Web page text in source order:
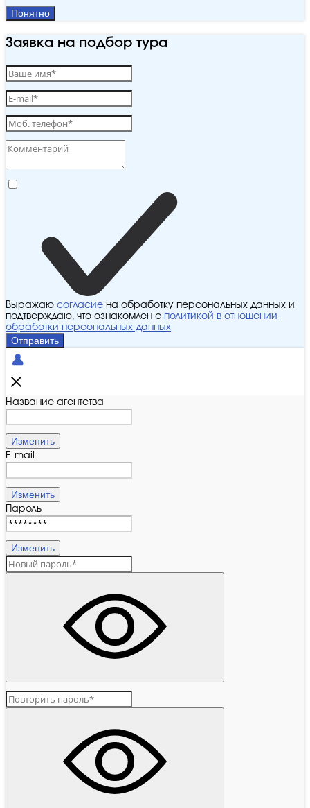
Понятно
Заявка на подбор тура
Выражаю согласие на обработку персональных данных и
подтверждаю, что ознакомлен с политикой в отношении
обработки персональных данных
Отправить
Название агентства
Изменить
E-mail
Изменить
Пароль
Изменить